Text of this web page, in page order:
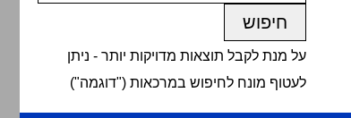
על מנת לקבל תוצאות מדויקות יותר - ניתן
לעטוף מונח לחיפוש במרכאות ("דוגמה")